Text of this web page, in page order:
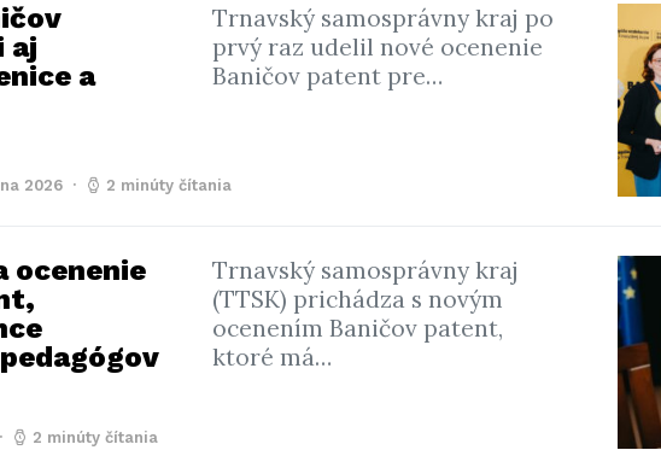
aj
a
Trnavský samosprávny kraj po
prvý raz udelil nové ocenenie
Baničov patent pre…
2026 2 minúty čítania
ocenenie
Trnavský samosprávny kraj
(TTSK) prichádza s novým
ocenením Baničov patent,
ktoré má…
2 minúty čítania